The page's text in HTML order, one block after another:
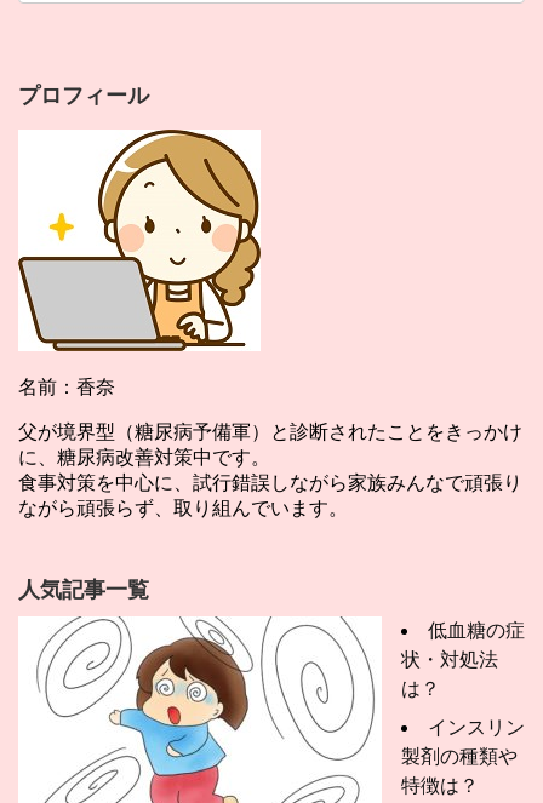
プロフィール
名前：香奈
父が境界型（糖尿病予備軍）と診断されたことをきっかけ
に、糖尿病改善対策中です。
食事対策を中心に、試行錯誤しながら家族みんなで頑張り
ながら頑張らず、取り組んでいます。
人気記事一覧
低血糖の症
状・対処法
は？
インスリン
製剤の種類や
特徴は？